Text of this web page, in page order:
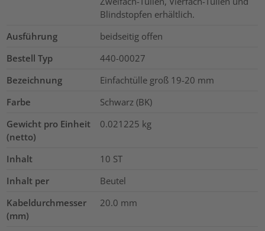
Blindstopfen erhältlich.
Ausführung
beidseitig offen
Bestell Typ
440-00027
Bezeichnung
Einfachtülle groß 19-20 mm
Farbe
Schwarz (BK)
Gewicht pro Einheit
(netto)
0.021225 kg
Inhalt 10 ST
Inhalt per
Beutel
Kabeldurchmesser
(mm)
20.0 mm